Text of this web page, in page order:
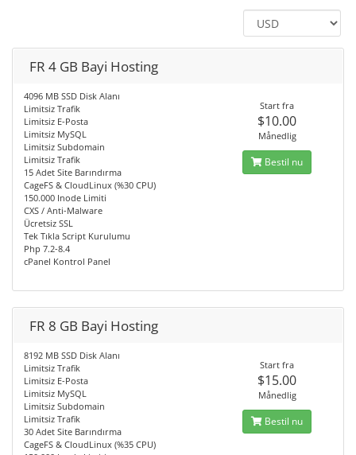
FR 4 GB Bayi Hosting
4096 MB SSD Disk Alanı
Limitsiz Trafik
Limitsiz E-Posta
Limitsiz MySQL
Limitsiz Subdomain
Limitsiz Trafik
15 Adet Site Barındırma
CageFS & CloudLinux (%30 CPU)
150.000 Inode Limiti
CXS / Anti-Malware
Ücretsiz SSL
Tek Tıkla Script Kurulumu
Php 7.2-8.4
cPanel Kontrol Panel
Start fra
$10.00
Månedlig
Bestil nu
FR 8 GB Bayi Hosting
8192 MB SSD Disk Alanı
Limitsiz Trafik
Limitsiz E-Posta
Limitsiz MySQL
Limitsiz Subdomain
Limitsiz Trafik
30 Adet Site Barındırma
CageFS & CloudLinux (%35 CPU)
Start fra
$15.00
Månedlig
Bestil nu